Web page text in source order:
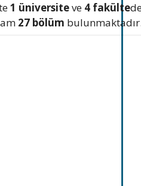
1 üniversiteve 4 fakülte
27 bölüm